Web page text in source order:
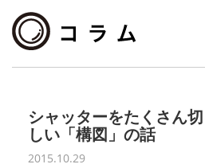
シャッターをたくさん
しい「構図」の話
2015.10.29